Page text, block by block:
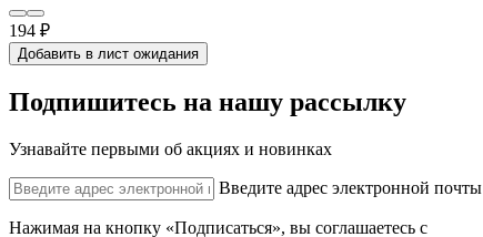
194 ₽
Добавить в лист ожидания
Подпишитесь на нашу рассылку
Узнавайте первыми об акциях и новинках
Введите адрес электронной почты
Нажимая на кнопку «Подписаться», вы соглашаетесь с